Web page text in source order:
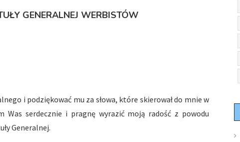
GENERALNEJ WERBISTÓW
i podziękować mu za słowa, które skierował do mnie w
Was serdecznie i pragnę wyrazić moją radość z powodu
Generalnej.